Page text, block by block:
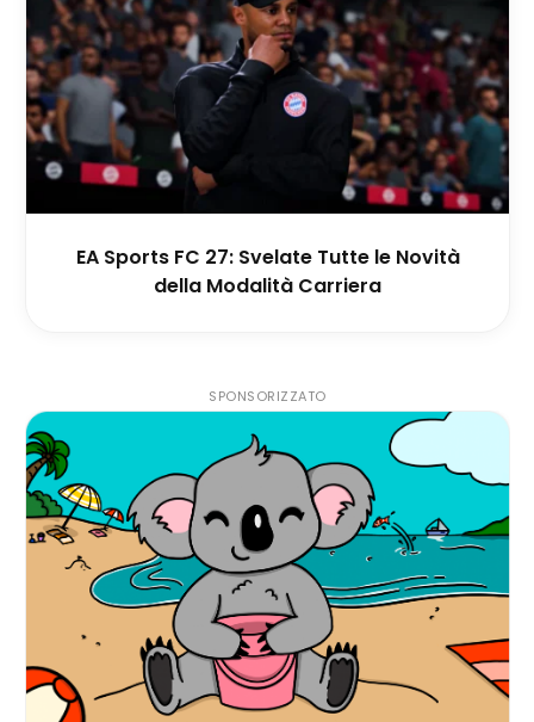
EA Sports FC 27: Svelate Tutte le Novità
della Modalità Carriera
SPONSORIZZATO